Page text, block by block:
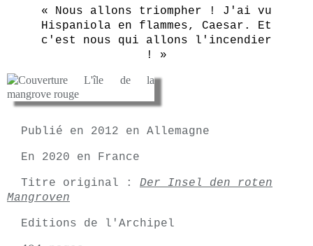
« Nous allons triompher ! J'ai vu
Hispaniola en flammes, Caesar. Et
c'est nous qui allons l'incendier
! »
Publié en 2012 en Allemagne
En 2020 en France
Titre original : Der Insel den roten
Mangroven
Editions de l'Archipel